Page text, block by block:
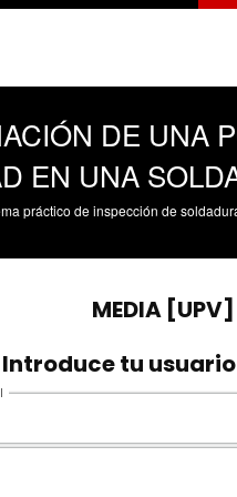
DE UNA
EN UNA